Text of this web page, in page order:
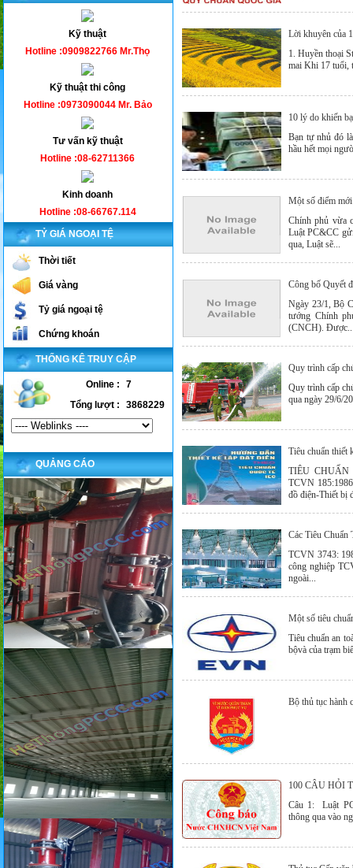
Kỹ thuật
Hotline :0909822766 Mr.Thọ
Kỹ thuật thi công
Hotline :0973090044 Mr. Bảo
Tư vấn kỹ thuật
Hotline :08-62711366
Kinh doanh
Hotline :08-66767.114
TỶ GIÁ NGOẠI TỆ
Thời tiết
Giá vàng
Tỷ giá ngoại tệ
Chứng khoán
THỐNG KÊ TRUY CẬP
Online :
7
Tổng lượt :
3868229
QUẢNG CÁO
Lời khuyên của
1. Huyền thoại
mai Khi 17 tuổi,
10 lý do khiến
Bạn tự nhủ đó
hầu hết mọi
Một số điểm
Chính phủ vừa
Luật PC&CC
qua, Luật sẽ...
Công bố Quyết
Ngày 23/1, Bộ
tướng Chính
(CNCH).
Quy trình cấp
Quy trình cấp
qua ngày 29/6/
Tiêu chuẩn thiết
TIÊU
TCVN
đồ điện-Thiết bị
Các Tiêu Chuẩn
TCVN 3743:
công nghiệp
ngoài...
Một số tiêu
Tiêu chuẩn an
bộvà của trạm
Bộ thủ tục hành
100 CÂU HỎI
Câu 1: Luật
thông qua vào